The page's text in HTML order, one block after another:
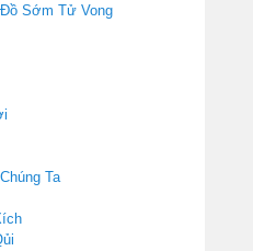
Sớm Tử Vong
Ta